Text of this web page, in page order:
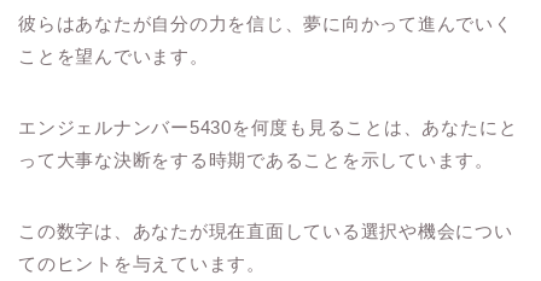
彼らはあなたが自分の力を信じ、夢に向かって進んでいく
ことを望んでいます。
エンジェルナンバー5430を何度も見ることは、あなたにと
って大事な決断をする時期であることを示しています。
この数字は、あなたが現在直面している選択や機会につい
てのヒントを与えています。